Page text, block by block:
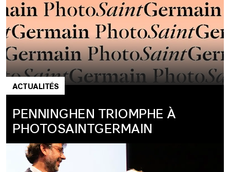
ACTUALITÉS
PENNINGHEN TRIOMPHE À
PHOTOSAINTGERMAIN